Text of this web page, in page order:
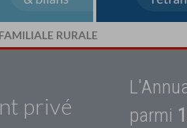
RURALE
privé
parmi